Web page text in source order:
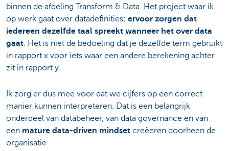
binnen de afdeling Transform & Data. Het project waar ik
op werk gaat over datadefinities; ervoor zorgen dat
iedereen dezelfde taal spreekt wanneer het over data
gaat. Het is niet de bedoeling dat je dezelfde term gebruikt
in rapport x voor iets waar een andere berekening achter
zit in rapport y.
Ik zorg er dus mee voor dat we cijfers op een correct
manier kunnen interpreteren. Dat is een belangrijk
onderdeel van databeheer, van data governance en van
een mature data-driven mindset creëeren doorheen de
organisatie